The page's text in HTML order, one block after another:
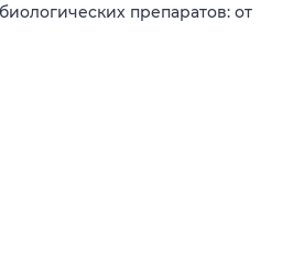
препаратов: от